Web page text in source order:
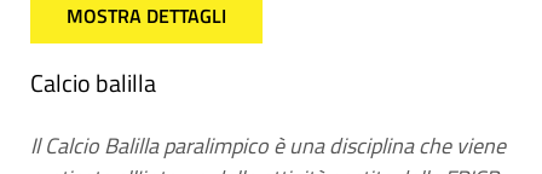
MOSTRA DETTAGLI
Calcio balilla
Il Calcio Balilla paralimpico è una disciplina che viene